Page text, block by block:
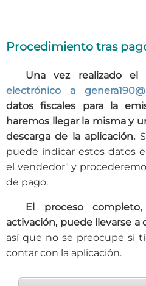
Procedimiento tras
Una vez realizado
electrónico a
datos fiscales para la
haremos llegar la misma y
descarga de la aplicación.
puede indicar estos datos
el vendedor" y
de pago.
El proceso
activación, puede llevarse a
así que no se preocupe si
contar con la aplicación.